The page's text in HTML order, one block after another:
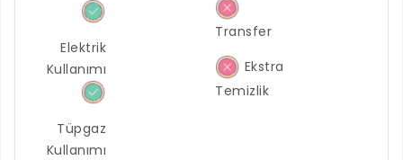
Elektrik
Kullanımı
Tüpgaz
Kullanımı
Transfer
Ekstra
Temizlik